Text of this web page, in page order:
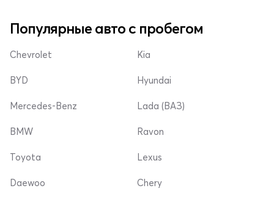
Популярные авто с пробегом
Chevrolet
BYD
Mercedes-Benz
Kia
Hyundai
Lada (ВАЗ)
BMW
Toyota
Daewoo
Ravon
Lexus
Chery